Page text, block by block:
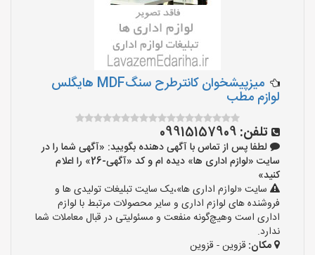
میزپیشخوان کانترطرح سنگMDF هایگلس
لوازم مطب
تلفن: 09915157909
لطفا پس از تماس با آگهی دهنده بگویید: «آگهی شما را در
سایت «لوازم اداری ها» دیده ام و کد «آگهی-26» را اعلام
کنید»
سایت «لوازم اداری ها»،یک سایت تبلیغات تولیدی ها و
فروشنده های لوازم اداری و سایر محصولات مرتبط با لوازم
اداری است وهیچ‌گونه منفعت و مسئولیتی در قبال معاملات شما
ندارد.
مکان: قزوین - قزوین